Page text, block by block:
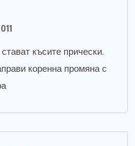
късите прически.
коренна промяна с